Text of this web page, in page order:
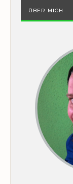
ÜBER MICH